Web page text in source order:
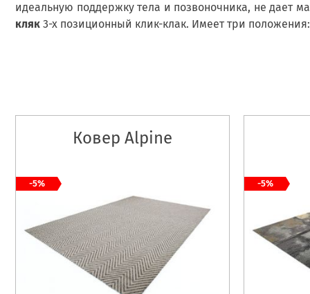
идеальную поддержку тела и позвоночника, не дает
кляк 3-х позиционный клик-клак. Имеет три
Ковер Alpine
-5% -5%